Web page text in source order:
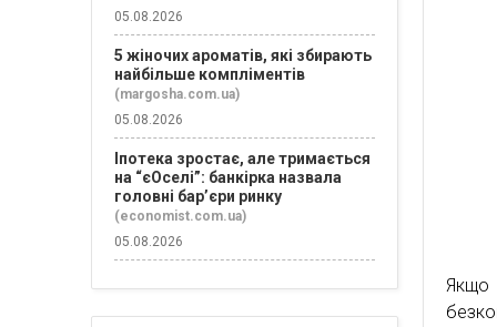
05.08.2026
5 жіночих ароматів, які збирають
найбільше компліментів
(margosha.com.ua)
05.08.2026
Іпотека зростає, але тримається
на “єОселі”: банкірка назвала
головні бар’єри ринку
(economist.com.ua)
05.08.2026